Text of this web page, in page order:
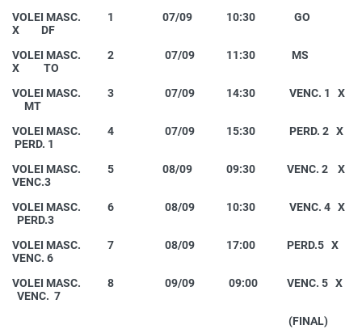
VOLEI MASC. 1 07/09 10:30 GO
X DF
VOLEI MASC. 2 07/09 11:30 MS
X TO
VOLEI MASC. 3 07/09 14:30 VENC. 1 X
MT
VOLEI MASC. 4 07/09 15:30 PERD. 2 X
PERD. 1
VOLEI MASC. 5 08/09 09:30 VENC. 2 X
VENC.3
VOLEI MASC. 6 08/09 10:30 VENC. 4 X
PERD.3
VOLEI MASC. 7 08/09 17:00 PERD.5 X
VENC. 6
VOLEI MASC. 8 09/09 09:00 VENC. 5 X
VENC. 7
(FINAL)